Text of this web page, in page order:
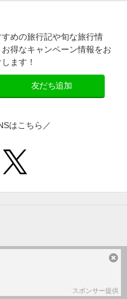
すめの旅行記や旬な旅行情
得なキャンペーン情報をお
ます！
友だち追加
はこちら／
スポンサー提供